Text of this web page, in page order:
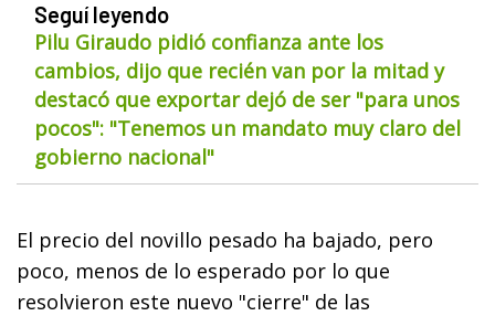
Seguí leyendo
Pilu Giraudo pidió confianza ante los
cambios, dijo que recién van por la mitad y
destacó que exportar dejó de ser "para unos
pocos": "Tenemos un mandato muy claro del
gobierno nacional"
El precio del novillo pesado ha bajado, pero
poco, menos de lo esperado por lo que
resolvieron este nuevo "cierre" de las